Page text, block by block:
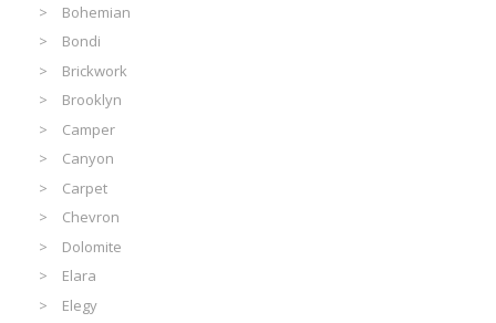
Bohemian
Bondi
Brickwork
Brooklyn
Camper
Canyon
Carpet
Chevron
Dolomite
Elara
Elegy